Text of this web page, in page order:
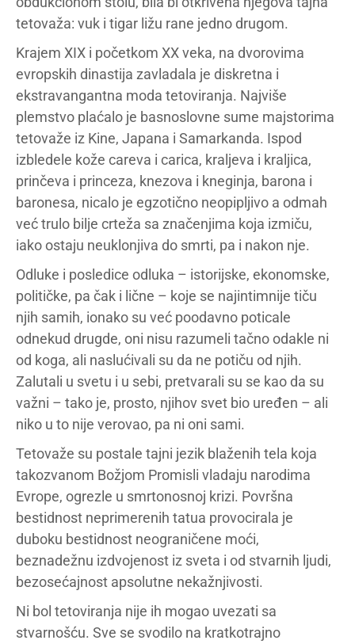
tetovaža: vuk i tigar ližu rane jedno drugom.
Krajem XIX i početkom XX veka, na dvorovima
evropskih dinastija zavladala je diskretna i
ekstravangantna moda tetoviranja. Najviše
plemstvo plaćalo je basnoslovne sume majstorima
tetovaže iz Kine, Japana i Samarkanda. Ispod
izbledele kože careva i carica, kraljeva i kraljica,
prinčeva i princeza, knezova i kneginja, barona i
baronesa, nicalo je egzotično neopipljivo a odmah
već trulo bilje crteža sa značenjima koja izmiču,
iako ostaju neuklonjiva do smrti, pa i nakon nje.
Odluke i posledice odluka – istorijske, ekonomske,
političke, pa čak i lične – koje se najintimnije tiču
njih samih, ionako su već poodavno poticale
odnekud drugde, oni nisu razumeli tačno odakle ni
od koga, ali naslućivali su da ne potiču od njih.
Zalutali u svetu i u sebi, pretvarali su se kao da su
važni – tako je, prosto, njihov svet bio uređen – ali
niko u to nije verovao, pa ni oni sami.
Tetovaže su postale tajni jezik blaženih tela koja
takozvanom Božjom Promisli vladaju narodima
Evrope, ogrezle u smrtonosnoj krizi. Površna
bestidnost neprimerenih tatua provocirala je
duboku bestidnost neograničene moći,
beznadežnu izdvojenost iz sveta i od stvarnih ljudi,
bezosećajnost apsolutne nekažnjivosti.
Ni bol tetoviranja nije ih mogao uvezati sa
stvarnošću. Sve se svodilo na kratkotrajno